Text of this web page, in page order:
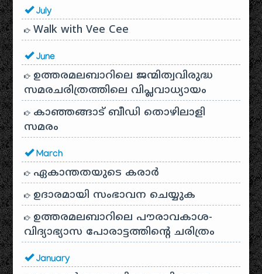
July
Walk with Vee Cee
June
ഉത്തരമലബാറിലെ ജന്മിത്വവിരുദ്ധ
സമരചരിത്രത്തിലെ വിപ്ലവാധ്യായം
കാഞ്ഞങ്ങാട് ബീഡി തൊഴിലാളി
സമരം
March
ഏകാന്തതയുടെ കരാർ
ഉദാരമായി സംഭാവന ചെയ്യുക
ഉത്തരമലബാറിലെ പൗരാവകാശ-
വിദ്യാഭ്യാസ പോരാട്ടത്തിന്റെ ചരിത്രം
January